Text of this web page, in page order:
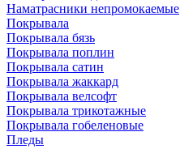
Наматрасники непромокаемые
Покрывала
Покрывала бязь
Покрывала поплин
Покрывала сатин
Покрывала жаккард
Покрывала велсофт
Покрывала трикотажные
Покрывала гобеленовые
Пледы